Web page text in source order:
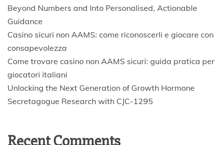
Beyond Numbers and Into Personalised, Actionable
Guidance
Casino sicuri non AAMS: come riconoscerli e giocare con
consapevolezza
Come trovare casino non AAMS sicuri: guida pratica per
giocatori italiani
Unlocking the Next Generation of Growth Hormone
Secretagogue Research with CJC-1295
Recent Comments